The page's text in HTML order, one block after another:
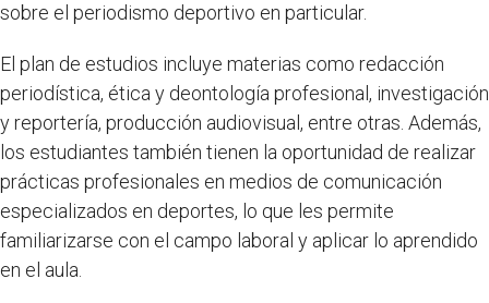
sobre el periodismo deportivo en particular.
El plan de estudios incluye materias como redacción
periodística, ética y deontología profesional, investigación
y reportería, producción audiovisual, entre otras. Además,
los estudiantes también tienen la oportunidad de realizar
prácticas profesionales en medios de comunicación
especializados en deportes, lo que les permite
familiarizarse con el campo laboral y aplicar lo aprendido
en el aula.